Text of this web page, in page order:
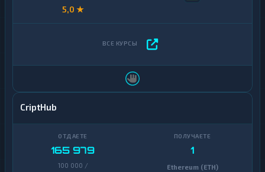
5,0 ★
CriptHub
165 979
100 000 /
1
Ethereum (ETH)